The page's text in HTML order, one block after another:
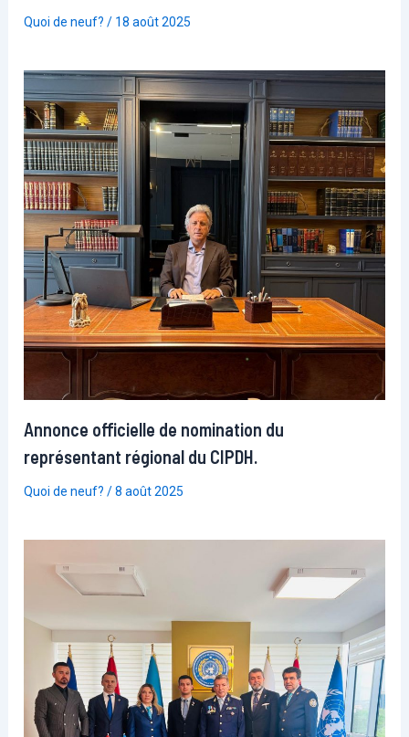
Quoi de neuf? / 18 août 2025
Annonce officielle de nomination du
représentant régional du CIPDH.
Quoi de neuf? /8 août 2025